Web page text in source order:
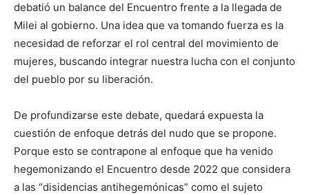
debatió un balance del Encuentro frente a la llegada de
Milei al gobierno. Una idea que va tomando fuerza es la
necesidad de reforzar el rol central del movimiento de
mujeres, buscando integrar nuestra lucha con el conjunto
del pueblo por su liberación.
De profundizarse este debate, quedará expuesta la
cuestión de enfoque detrás del nudo que se propone.
Porque esto se contrapone al enfoque que ha venido
hegemonizando el Encuentro desde 2022 que considera
a las “disidencias antihegemónicas” como el sujeto